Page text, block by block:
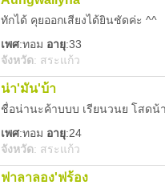
ทักได้ คุยออกเสียงได้ยินชัดค่ะ ^^
เพศ:ทอม อายุ:33
จังหวัด: สระแก้ว
น่า'มัน'บ้า
ชื่อน่านะค้าบบบ เรียนวนย โสดน้
เพศ:ทอม อายุ:24
จังหวัด: สระแก้ว
ฟาลาลอง'ฟร้อง